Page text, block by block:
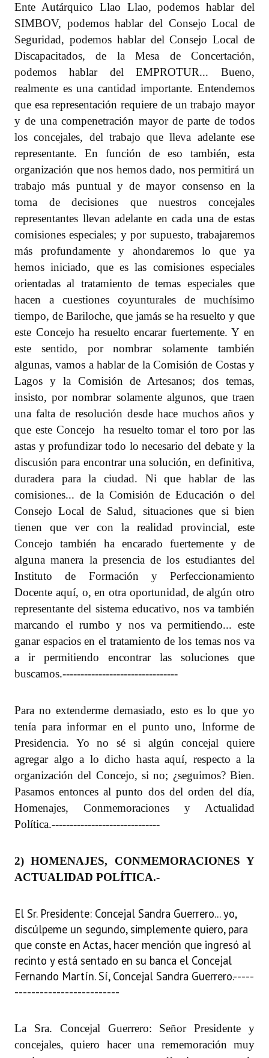
Ente Autárquico Llao Llao, podemos hablar del
SIMBOV, podemos hablar del Consejo Local de
Seguridad, podemos hablar del Consejo Local de
Discapacitados, de la Mesa de Concertación,
podemos hablar del EMPROTUR... Bueno,
realmente es una cantidad importante. Entendemos
que esa representación requiere de un trabajo mayor
y de una compenetración mayor de parte de todos
los concejales, del trabajo que lleva adelante ese
representante. En función de eso también, esta
organización que nos hemos dado, nos permitirá un
trabajo más puntual y de mayor consenso en la
toma de decisiones que nuestros concejales
representantes llevan adelante en cada una de estas
comisiones especiales; y por supuesto, trabajaremos
más profundamente y ahondaremos lo que ya
hemos iniciado, que es las comisiones especiales
orientadas al tratamiento de temas especiales que
hacen a cuestiones coyunturales de muchísimo
tiempo, de Bariloche, que jamás se ha resuelto y que
este Concejo ha resuelto encarar fuertemente. Y en
este sentido, por nombrar solamente también
algunas, vamos a hablar de la Comisión de Costas y
Lagos y la Comisión de Artesanos; dos temas,
insisto, por nombrar solamente algunos, que traen
una falta de resolución desde hace muchos años y
que este Concejo
ha resuelto tomar el toro por las
astas y profundizar todo lo necesario del debate y la
discusión para encontrar una solución, en definitiva,
duradera para la ciudad. Ni que hablar de las
comisiones... de la Comisión de Educación o del
Consejo Local de Salud, situaciones que si bien
tienen que ver con la realidad provincial, este
Concejo también ha encarado fuertemente y de
alguna manera la presencia de los estudiantes del
Instituto de Formación y Perfeccionamiento
Docente aquí, o, en otra oportunidad, de algún otro
representante del sistema educativo, nos va también
marcando el rumbo y nos va permitiendo... este
ganar espacios en el tratamiento de los temas nos va
a ir permitiendo encontrar las soluciones que
buscamos.--------------------------------
Para no extenderme demasiado, esto es lo que yo
tenía para informar en el punto uno, Informe de
Presidencia. Yo no sé si algún concejal quiere
agregar algo a lo dicho hasta aquí, respecto a la
organización del Concejo, si no; ¿seguimos? Bien.
Pasamos entonces al punto dos del orden del día,
Homenajes, Conmemoraciones y Actualidad
Política.------------------------------
2) HOMENAJES, CONMEMORACIONES Y
ACTUALIDAD POLÍTICA.-
El Sr. Presidente: Concejal Sandra Guerrero... yo,
discúlpeme un segundo, simplemente quiero, para
que conste en Actas, hacer mención que ingresó al
recinto y está sentado en su banca el Concejal
Fernando Martín. Sí, Concejal Sandra Guerrero.-----
-------------------------
La Sra. Concejal Guerrero: Señor Presidente y
concejales, quiero hacer una rememoración muy